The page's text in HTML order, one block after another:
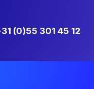
(0)55 301 45 12